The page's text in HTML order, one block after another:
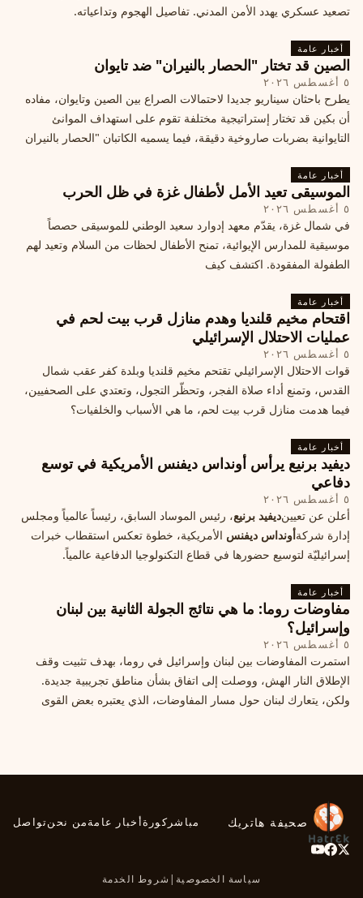
تصعيد عسكري يهدد الأمن المدني. تفاصيل الهجوم وتداعياته.
أخبار عامة
الصين قد تختار "الحصار بالنيران" ضد تايوان
٥ أغسطس ٢٠٢٦
يطرح باحثان سيناريو جديدا لاحتمالات الصراع بين الصين وتايوان، مفاده
أن بكين قد تختار إستراتيجية مختلفة تقوم على استهداف الموانئ
التايوانية بضربات صاروخية دقيقة، فيما يسميه الكاتبان "الحصار بالنيران
أخبار عامة
الموسيقى تعيد الأمل لأطفال غزة في ظل الحرب
٥ أغسطس ٢٠٢٦
في شمال غزة، يقدّم معهد إدوارد سعيد الوطني للموسيقى حصصاً
موسيقية للمدارس الإيوائية، تمنح الأطفال لحظات من السلام وتعيد لهم
الطفولة المفقودة. اكتشف كيف
أخبار عامة
اقتحام مخيم قلنديا وهدم منازل قرب بيت لحم في
عمليات الاحتلال الإسرائيلي
٥ أغسطس ٢٠٢٦
قوات الاحتلال الإسرائيلي تقتحم مخيم قلنديا وبلدة كفر عقب شمال
القدس، وتمنع أداء صلاة الفجر، وتحظّر التجول، وتعتدي على الصحفيين،
فيما هدمت منازل قرب بيت لحم، ما هي الأسباب والخلفيات؟
أخبار عامة
ديفيد برنيع يرأس أونداس ديفنس الأمريكية في توسع
دفاعي
٥ أغسطس ٢٠٢٦
أعلن عن تعيينديفيد برنيع، رئيس الموساد السابق، رئيساً عالمياً ومجلس
إدارة شركةأونداس ديفنس الأمريكية، خطوة تعكس استقطاب خبرات
إسرائيليّة لتوسيع حضورها في قطاع التكنولوجيا الدفاعية عالمياً.
أخبار عامة
مفاوضات روما: ما هي نتائج الجولة الثانية بين لبنان
وإسرائيل؟
٥ أغسطس ٢٠٢٦
استمرت المفاوضات بين لبنان وإسرائيل في روما، بهدف تثبيت وقف
الإطلاق النار الهش، ووصلت إلى اتفاق بشأن مناطق تجريبية جديدة.
ولكن، يتعارك لبنان حول مسار المفاوضات، الذي يعتبره بعض القوى
صحيفة هاتريك مباشر كورةأخبار عامةمن نحنتواصل
سياسة الخصوصية | شروط الخدمة